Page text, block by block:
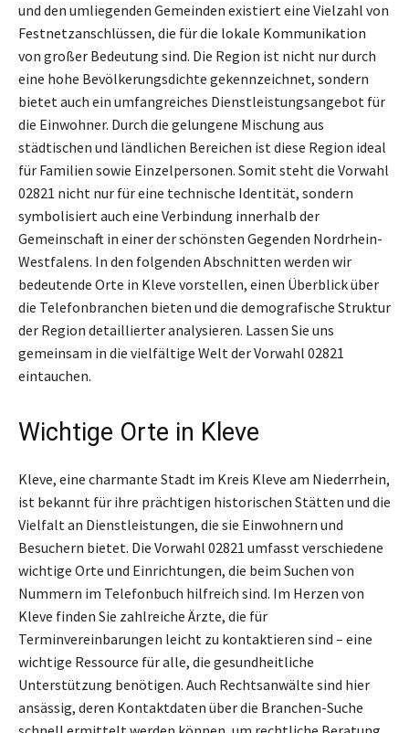
und den umliegenden Gemeinden existiert eine Vielzahl von
Festnetzanschlüssen, die für die lokale Kommunikation
von großer Bedeutung sind. Die Region ist nicht nur durch
eine hohe Bevölkerungsdichte gekennzeichnet, sondern
bietet auch ein umfangreiches Dienstleistungsangebot für
die Einwohner. Durch die gelungene Mischung aus
städtischen und ländlichen Bereichen ist diese Region ideal
für Familien sowie Einzelpersonen. Somit steht die Vorwahl
02821 nicht nur für eine technische Identität, sondern
symbolisiert auch eine Verbindung innerhalb der
Gemeinschaft in einer der schönsten Gegenden Nordrhein-
Westfalens. In den folgenden Abschnitten werden wir
bedeutende Orte in Kleve vorstellen, einen Überblick über
die Telefonbranchen bieten und die demografische Struktur
der Region detaillierter analysieren. Lassen Sie uns
gemeinsam in die vielfältige Welt der Vorwahl 02821
eintauchen.
Wichtige Orte in Kleve
Kleve, eine charmante Stadt im Kreis Kleve am Niederrhein,
ist bekannt für ihre prächtigen historischen Stätten und die
Vielfalt an Dienstleistungen, die sie Einwohnern und
Besuchern bietet. Die Vorwahl 02821 umfasst verschiedene
wichtige Orte und Einrichtungen, die beim Suchen von
Nummern im Telefonbuch hilfreich sind. Im Herzen von
Kleve finden Sie zahlreiche Ärzte, die für
Terminvereinbarungen leicht zu kontaktieren sind – eine
wichtige Ressource für alle, die gesundheitliche
Unterstützung benötigen. Auch Rechtsanwälte sind hier
ansässig, deren Kontaktdaten über die Branchen-Suche